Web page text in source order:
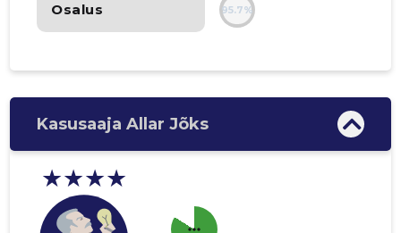
Osalus 95.7%
Kasusaaja Allar Jõks
★★★★